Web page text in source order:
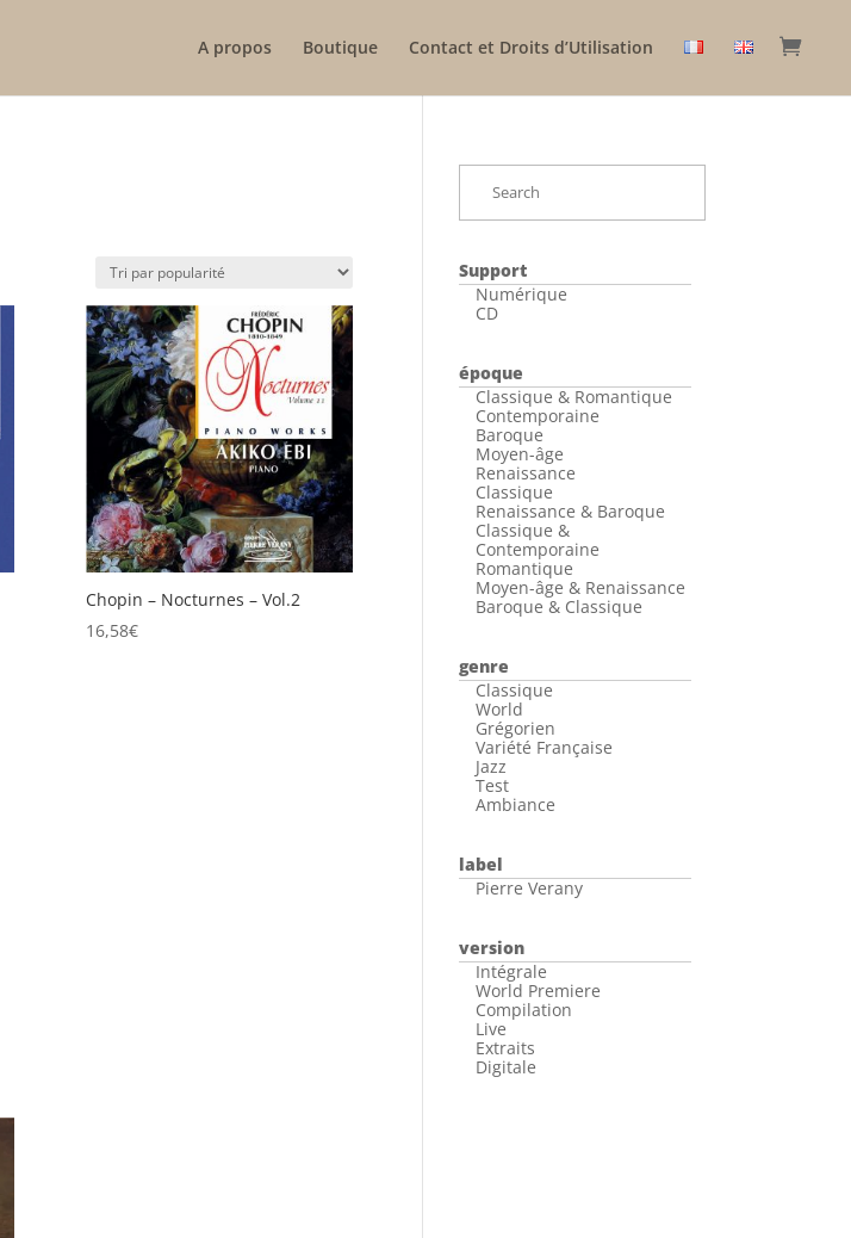
A propos Boutique Contact et Droits d’Utilisation
Chopin – Nocturnes – Vol.2
16,58€
Support
Numérique
CD
époque
Classique & Romantique
Contemporaine
Baroque
Moyen-âge
Renaissance
Classique
Renaissance & Baroque
Classique &
Contemporaine
Romantique
Moyen-âge & Renaissance
Baroque & Classique
genre
Classique
World
Grégorien
Variété Française
Jazz
Test
Ambiance
label
Pierre Verany
version
Intégrale
World Premiere
Compilation
Live
Extraits
Digitale